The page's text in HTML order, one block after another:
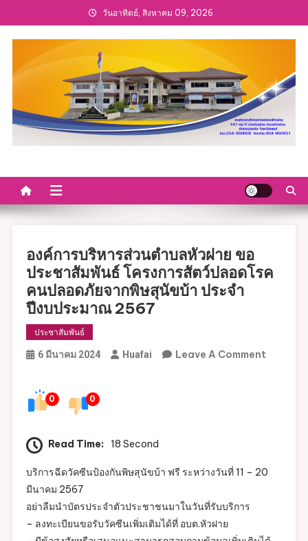
to
content
วันอาทิตย์, สิงหาคม 09, 2026
องค์การบริหารส่วนตำบลหัวฝาย ขอ
ประชาสัมพันธ์ โครงการสัตว์ปลอดโรค
คนปลอดภัยจากพิษสุนัขบ้า ประจำ
ปีงบประมาณ 2567
ประชาสัมพันธ์
6 มีนาคม 2024 Huafai Leave A CommentOn
ขอ
0 0
Read Time: 18 Second
บริการฉีดวัคซีนป้องกันพิษสุนัขบ้า ฟรี ระหว่างวันที่ 11 – 20
มีนาคม 2567
อย่าลืมนำบัตรประจำตัวประชาชนมาในวันที่รับบริการ
– ลงทะเบียนขอรับวัคซีนเพิ่มเติมได้ที่ อบต.หัวฝาย